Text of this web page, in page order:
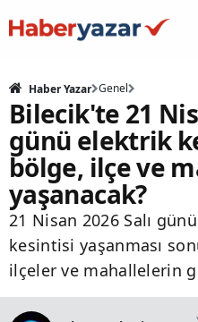
Haber Yazar Genel
Bilecik'te 21
günü elektrik
bölge, ilçe ve
yaşanacak?
21 Nisan 2026 Salı
kesintisi yaşanması
ilçeler ve mahallelerin